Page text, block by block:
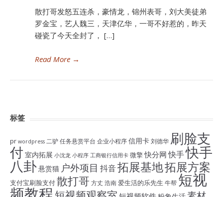
散打哥发怒五连杀，豪情龙，锦州表哥，刘大美徒弟
罗金宝，艺人魏三，天津亿华，一哥不好惹的，昨天
碰瓷了今天全封了， […]
Read More →
标签
pr wordpress 二驴任务悬赏平台 企业小程序信用卡刘德华 刷脸支
付 室内拓展 小沈龙 小程序 工商银行信用卡 微擎快分网 快手快手
八卦悬赏猫 户外项目 抖音拓展基地拓展方案
支付宝刷脸支付散打哥 方丈 浩南爱生活的乐先生 牛帮 短视